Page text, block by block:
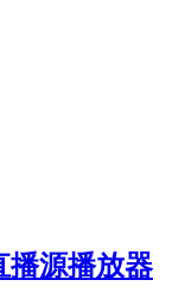
播源播放器